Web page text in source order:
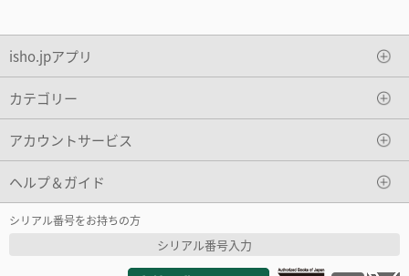
isho.jpアプリ
カテゴリー
アカウントサービス
ヘルプ＆ガイド
シリアル番号をお持ちの方
シリアル番号入力